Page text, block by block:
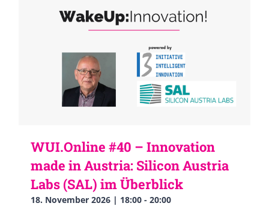
WUI.Online #40 – Innovation
made in Austria: Silicon Austria
Labs (SAL) im Überblick
18. November 2026 | 18:00 - 20:00